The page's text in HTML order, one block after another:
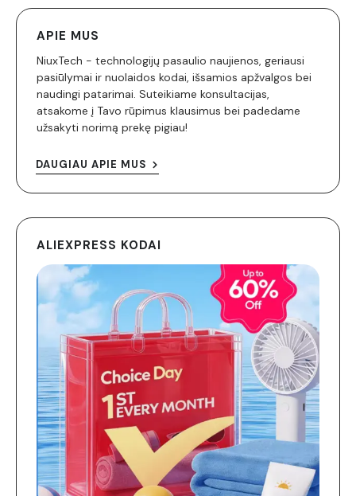
APIE MUS
NiuxTech - technologijų pasaulio naujienos, geriausi
pasiūlymai ir nuolaidos kodai, išsamios apžvalgos bei
naudingi patarimai. Suteikiame konsultacijas,
atsakome į Tavo rūpimus klausimus bei padedame
užsakyti norimą prekę pigiau!
DAUGIAU APIE MUS
ALIEXPRESS KODAI